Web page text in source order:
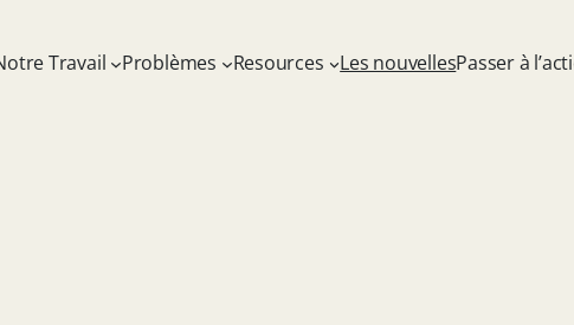
Travail Problèmes Resources Les nouvellesPasser à